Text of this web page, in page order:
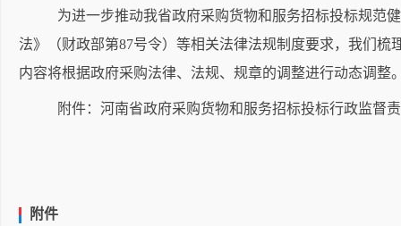
为进一步推动我省政府采购货物和服务招标投标规范
法》（财政部第87号令）等相关法律法规制度要求，我们
内容将根据政府采购法律、法规、规章的调整进行动态调整
附件： 河南省政府采购货物和服务招标投标行政监督责
附件